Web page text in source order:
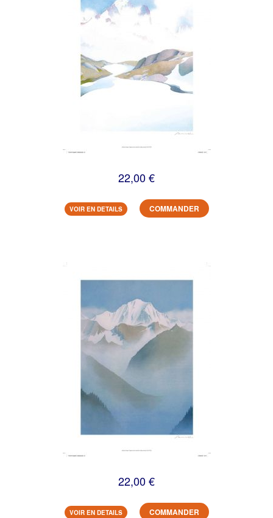
22,00 €
VOIR EN DETAILS COMMANDER
22,00 €
VOIR EN DETAILS COMMANDER